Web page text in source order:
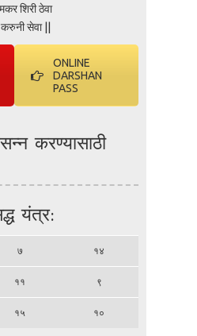
शिरी ठेवा
करुनी सेवा ||
ONLINE
DARSHAN
PASS
करण्यासाठी
यंत्र:
७ १४
११ ९
१५ १०